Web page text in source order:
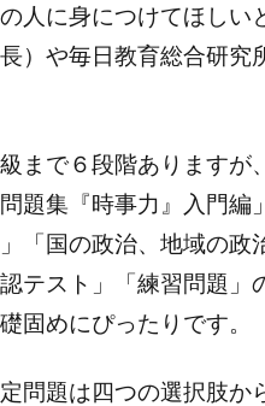
人に身につけてほし
）や毎日教育総合研
まで６段階ありますが
題集『時事力』入門
「国の政治、地域の
テスト」「練習問題
固めにぴったりです。
問題は四つの選択肢か